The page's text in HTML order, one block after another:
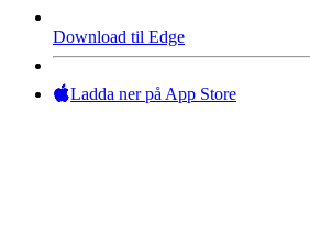
Download til Edge
Ladda ner på App Store